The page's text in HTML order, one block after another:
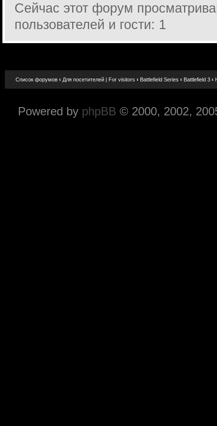
Сейчас этот форум
пользователей и гости: 1
Список форумов ‹ Для посетителей | For visitors ‹ Battlefield Series ‹ Battlefield 3 ‹
Powered by phpBB © 2000, 2002,